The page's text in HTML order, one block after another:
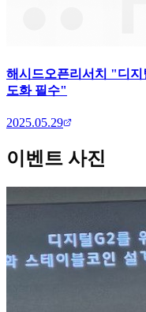
해시드오픈리서치 "디지
도화 필수"
2025.05.29
이벤트 사진